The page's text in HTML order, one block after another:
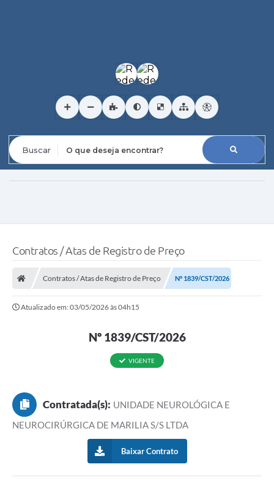
Contratos / Atas de Registro de Preço
Contratos / Atas de Registro de Preço Nº 1839/CST/2026
Atualizado em: 03/05/2026 às 04h15
Nº 1839/CST/2026
VIGENTE
Contratada(s): UNIDADE NEUROLÓGICA E
NEUROCIRÚRGICA DE MARILIA S/S LTDA
Baixar Contrato